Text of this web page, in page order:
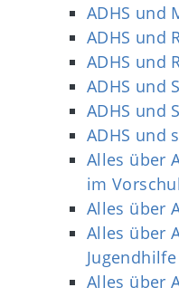
ADHS und
ADHS und
ADHS und
ADHS und
ADHS und
ADHS und
Alles über
im
Alles über
Alles über
Jugendhilfe
Alles über